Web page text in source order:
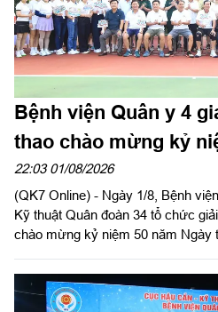
Bệnh viện Quân y 4
thao chào mừng kỷ
thành lập
22:03 01/08/2026
(QK7 Online) - Ngày 1/8, Bệnh
Kỹ thuật Quân đoàn 34 tổ chức
chào mừng kỷ niệm 50 năm Ngày
lệnh, Tham mưu trưởng Quân